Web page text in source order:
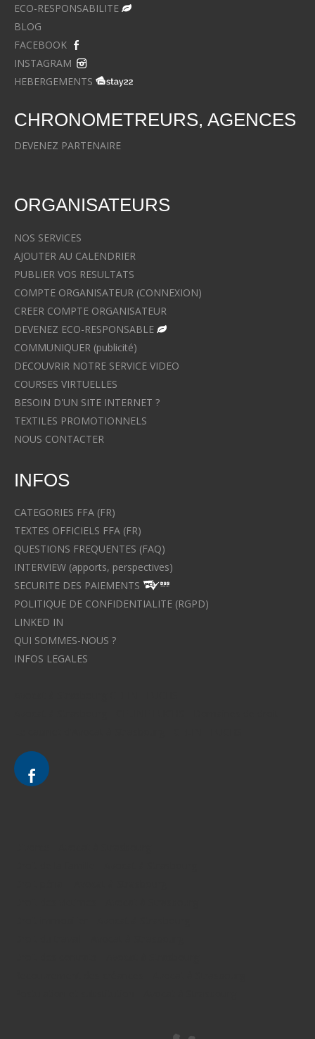
ECO-RESPONSABILITE
BLOG
FACEBOOK
INSTAGRAM
HEBERGEMENTS
CHRONOMETREURS, AGENCES
DEVENEZ PARTENAIRE
ORGANISATEURS
NOS SERVICES
AJOUTER AU CALENDRIER
PUBLIER VOS RESULTATS
COMPTE ORGANISATEUR (CONNEXION)
CREER COMPTE ORGANISATEUR
DEVENEZ ECO-RESPONSABLE
COMMUNIQUER (publicité)
DECOUVRIR NOTRE SERVICE VIDEO
COURSES VIRTUELLES
BESOIN D'UN SITE INTERNET ?
TEXTILES PROMOTIONNELS
NOUS CONTACTER
INFOS
CATEGORIES FFA (FR)
TEXTES OFFICIELS FFA (FR)
QUESTIONS FREQUENTES (FAQ)
INTERVIEW (apports, perspectives)
SECURITE DES PAIEMENTS
POLITIQUE DE CONFIDENTIALITE (RGPD)
LINKED IN
QUI SOMMES-NOUS ?
INFOS LEGALES